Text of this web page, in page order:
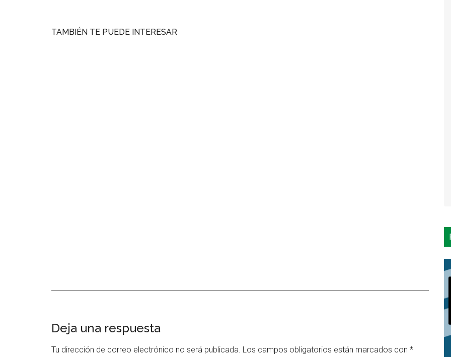
TAMBIÉN TE PUEDE INTERESAR
Interacciones
con
Deja una respuesta
Tu dirección de correo electrónico no será publicada. Los campos obligatorios están marcados con *